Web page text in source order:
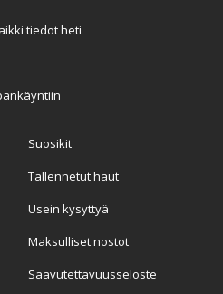
tiedot heti
Suosikit
Tallennetut haut
Usein kysyttyä
Maksulliset nostot
Saavutettavuusseloste